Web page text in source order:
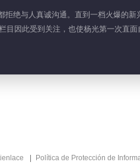
绝与人真诚沟通。直到一档火爆的
因此受到关注，也使杨光第一次直面
Política de Protección de